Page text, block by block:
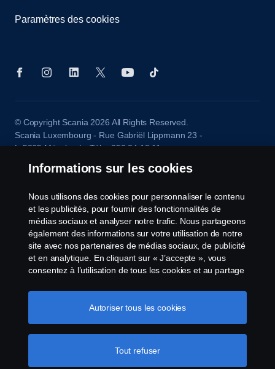
Paramètres des cookies
© Copyright Scania 2026 All Rights Reserved.
Scania Luxembourg - Rue Gabriël Lippmann 23 -
L-5365 Münsbach- Tél: +352 34 18 11
Informations sur les cookies
Nous utilisons des cookies pour personnaliser le contenu
et les publicités, pour fournir des fonctionnalités de
médias sociaux et analyser notre trafic. Nous partageons
également des informations sur votre utilisation de notre
site avec nos partenaires de médias sociaux, de publicité
et en analytique. En cliquant sur « J’accepte », vous
consentez à l’utilisation de tous les cookies et au partage
cookies en cliquant sur « Paramètres des cookies » et en
sélectionnant les catégories que vous souhaitez
Pour en savoir plus sur la
Tout refuser
Autoriser tous les cookies